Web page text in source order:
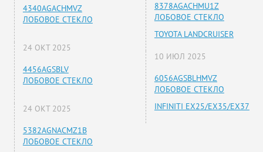
4340AGACHMVZ
ЛОБОВОЕ СТЕКЛО
24 ОКТ 2025
4456AGSBLV
ЛОБОВОЕ СТЕКЛО
24 ОКТ 2025
5382AGNACMZ1B
ЛОБОВОЕ СТЕКЛО
8378AGACHMU1Z
ЛОБОВОЕ СТЕКЛО
TOYOTA LANDCRUISER
10 ИЮЛ 2025
6056AGSBLHMVZ
ЛОБОВОЕ СТЕКЛО
INFINITI EX25/EX35/EX37